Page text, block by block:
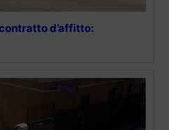
d’affitto: